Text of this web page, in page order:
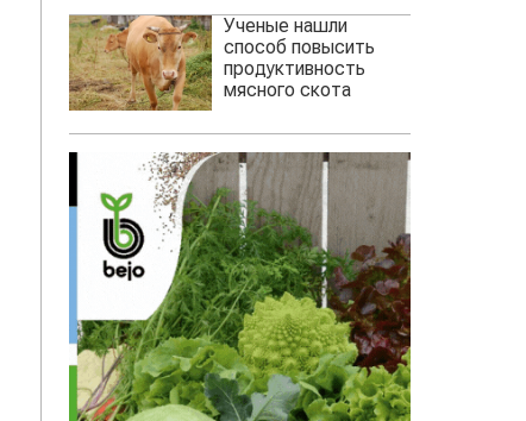
Ученые нашли
способ повысить
продуктивность
мясного скота